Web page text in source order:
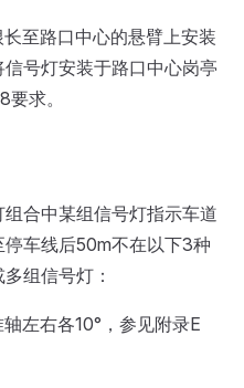
至路口中心的悬臂上安装
号灯安装于路口中心岗亭
求。
合中某组信号灯指示车道
车线后50m不在以下3种
组信号灯：
左右各10°，参见附录E